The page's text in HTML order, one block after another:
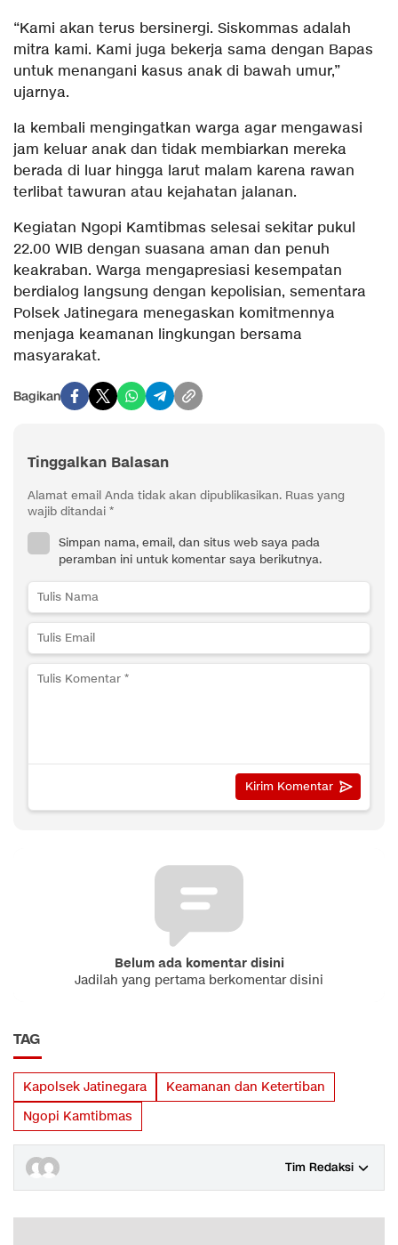
“Kami akan terus bersinergi. Siskommas adalah
mitra kami. Kami juga bekerja sama dengan Bapas
untuk menangani kasus anak di bawah umur,”
ujarnya.
Ia kembali mengingatkan warga agar mengawasi
jam keluar anak dan tidak membiarkan mereka
berada di luar hingga larut malam karena rawan
terlibat tawuran atau kejahatan jalanan.
Kegiatan Ngopi Kamtibmas selesai sekitar pukul
22.00 WIB dengan suasana aman dan penuh
keakraban. Warga mengapresiasi kesempatan
berdialog langsung dengan kepolisian, sementara
Polsek Jatinegara menegaskan komitmennya
menjaga keamanan lingkungan bersama
masyarakat.
Bagikan
Tinggalkan Balasan
Alamat email Anda tidak akan dipublikasikan. Ruas yang
wajib ditandai *
Simpan nama, email, dan situs web saya pada
peramban ini untuk komentar saya berikutnya.
Belum ada komentar disini
Jadilah yang pertama berkomentar disini
TAG
Kapolsek Jatinegara
Keamanan dan Ketertiban
Ngopi Kamtibmas
Tim Redaksi